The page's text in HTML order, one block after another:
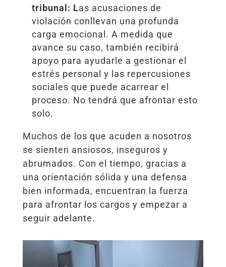
tribunal: Las acusaciones de
violación conllevan una profunda
carga emocional. A medida que
avance su caso, también recibirá
apoyo para ayudarle a gestionar el
estrés personal y las repercusiones
sociales que puede acarrear el
proceso. No tendrá que afrontar esto
solo.
Muchos de los que acuden a nosotros
se sienten ansiosos, inseguros y
abrumados. Con el tiempo, gracias a
una orientación sólida y una defensa
bien informada, encuentran la fuerza
para afrontar los cargos y empezar a
seguir adelante.